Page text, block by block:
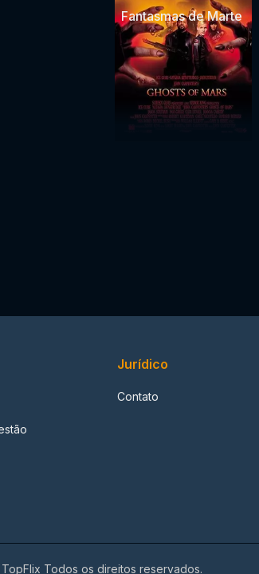
Fantasmas de Marte
Jurídico
Contato
Todos os direitos reservados.